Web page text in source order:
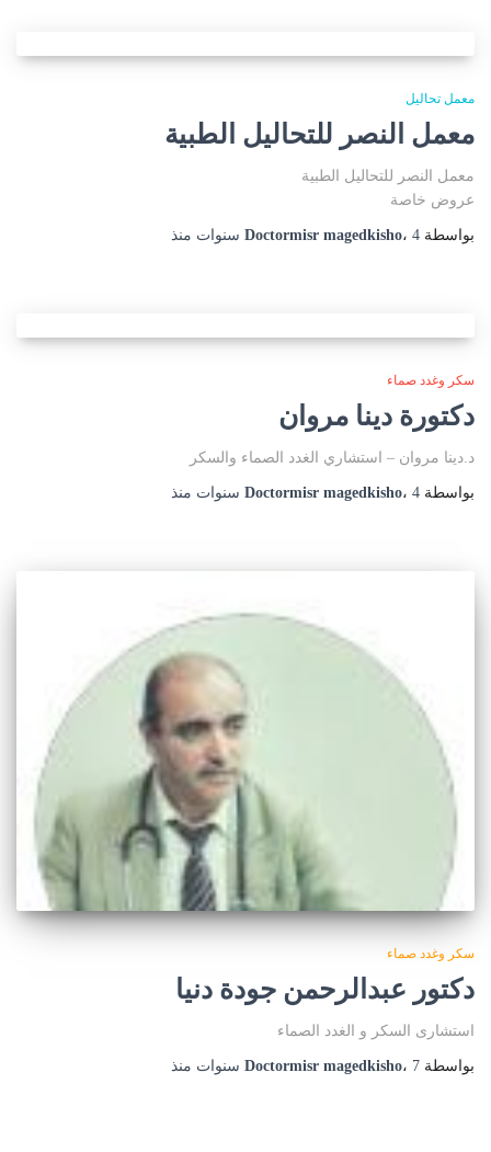
معمل تحاليل
معمل النصر للتحاليل الطبية
معمل النصر للتحاليل الطبية
عروض خاصة
بواسطة Doctormisr magedkisho، 4 سنوات منذ
سكر وغدد صماء
دكتورة دينا مروان
د.دينا مروان – استشاري الغدد الصماء والسكر
بواسطة Doctormisr magedkisho، 4 سنوات منذ
سكر وغدد صماء
دكتور عبدالرحمن جودة دنيا
استشارى السكر و الغدد الصماء
بواسطة Doctormisr magedkisho، 7 سنوات منذ